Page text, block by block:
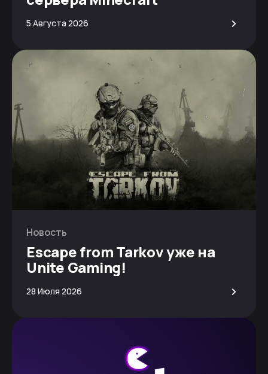
5 Августа 2026 >
Новость
Escape from Tarkov уже на
Unite Gaming!
28 Июля 2026 >